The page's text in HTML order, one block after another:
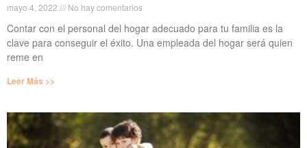
mayo 4, 2022 No hay comentarios
Contar con el personal del hogar adecuado para tu familia es la
clave para conseguir el éxito. Una empleada del hogar será quien
reme en
Leer Más >>